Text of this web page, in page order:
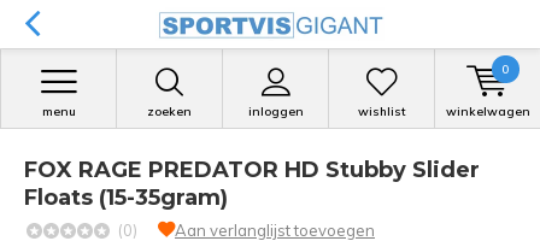
zoeken inloggen
menu wishlist winkelwagen
0
FOX RAGE PREDATOR HD Stubby Slider
Floats (15-35gram)
(0) Aan verlanglijst toevoegen